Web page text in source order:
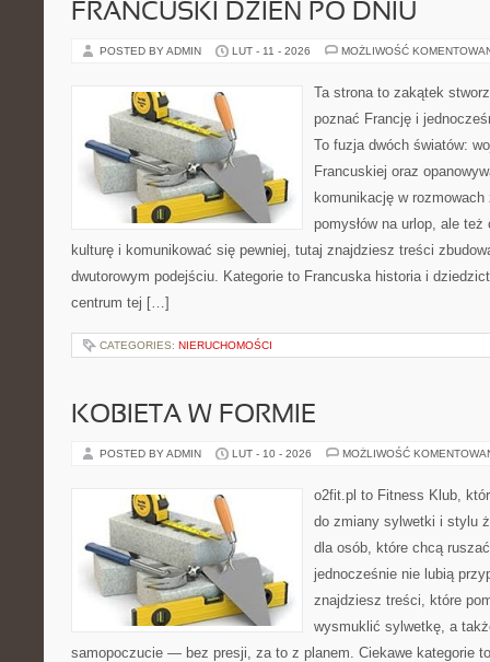
FRANCUSKI DZIEŃ PO DNIU
POSTED BY ADMIN LUT - 11 - 2026 MOŻLIWOŚĆ
Ta strona to zakątek
poznać Francję i
To fuzja dwóch światów:
Francuskiej oraz
komunikację w
pomysłów na urlop, ale
kulturę i komunikować się pewniej, tutaj znajdziesz treści
dwutorowym podejściu. Kategorie to Francuska historia i
centrum tej […]
CATEGORIES: NIERUCHOMOŚCI
KOBIETA W FORMIE
POSTED BY ADMIN LUT - 10 - 2026 MOŻLIWOŚĆ
o2fit.pl to Fitness Klub,
do zmiany sylwetki i stylu
dla osób, które chcą
jednocześnie nie lubią
znajdziesz treści, które
wysmuklić sylwetkę, a
samopoczucie — bez presji, za to z planem. Ciekawe kategorie